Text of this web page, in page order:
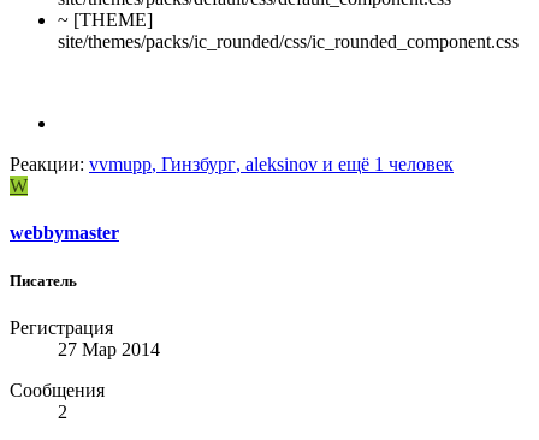
~ [THEME]
site/themes/packs/ic_rounded/css/ic_rounded_component.css
Реакции: vvmupp, Гинзбург, aleksinov и ещё 1 человек
W
webbymaster
Писатель
Регистрация
27 Мар 2014
Сообщения
2